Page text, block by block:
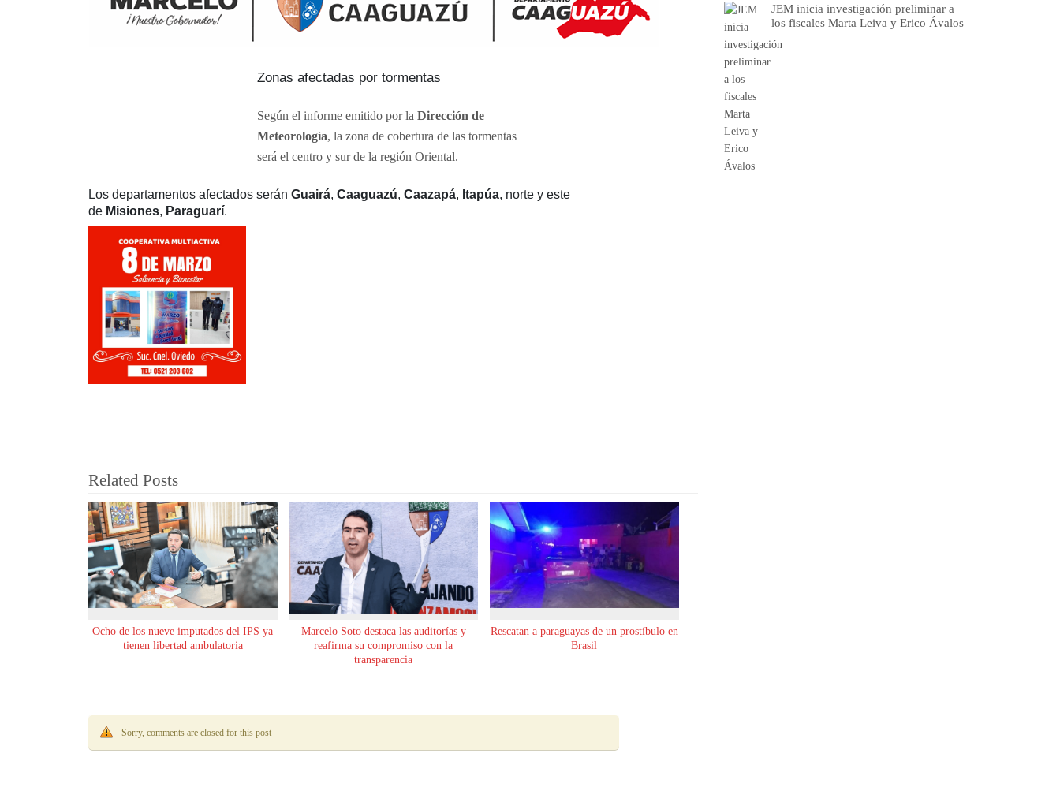
Zonas afectadas por tormentas
Según el informe emitido por la Dirección de
Meteorología, la zona de cobertura de las tormentas
será el centro y sur de la región Oriental.
Los departamentos afectados serán Guairá, Caaguazú, Caazapá, Itapúa, norte y este
de Misiones, Paraguarí.
Related Posts
Ocho de los nueve imputados del IPS ya
tienen libertad ambulatoria
Marcelo Soto destaca las auditorías y
reafirma su compromiso con la
transparencia
Rescatan a paraguayas de un prostíbulo en
Brasil
Sorry, comments are closed for this post
JEM inicia investigación preliminar a
los fiscales Marta Leiva y Erico Ávalos